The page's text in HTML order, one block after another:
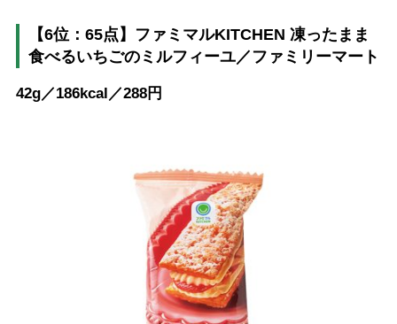
【6位：65点】ファミマルKITCHEN 凍ったまま
食べるいちごのミルフィーユ／ファミリーマート
42g／186kcal／288円